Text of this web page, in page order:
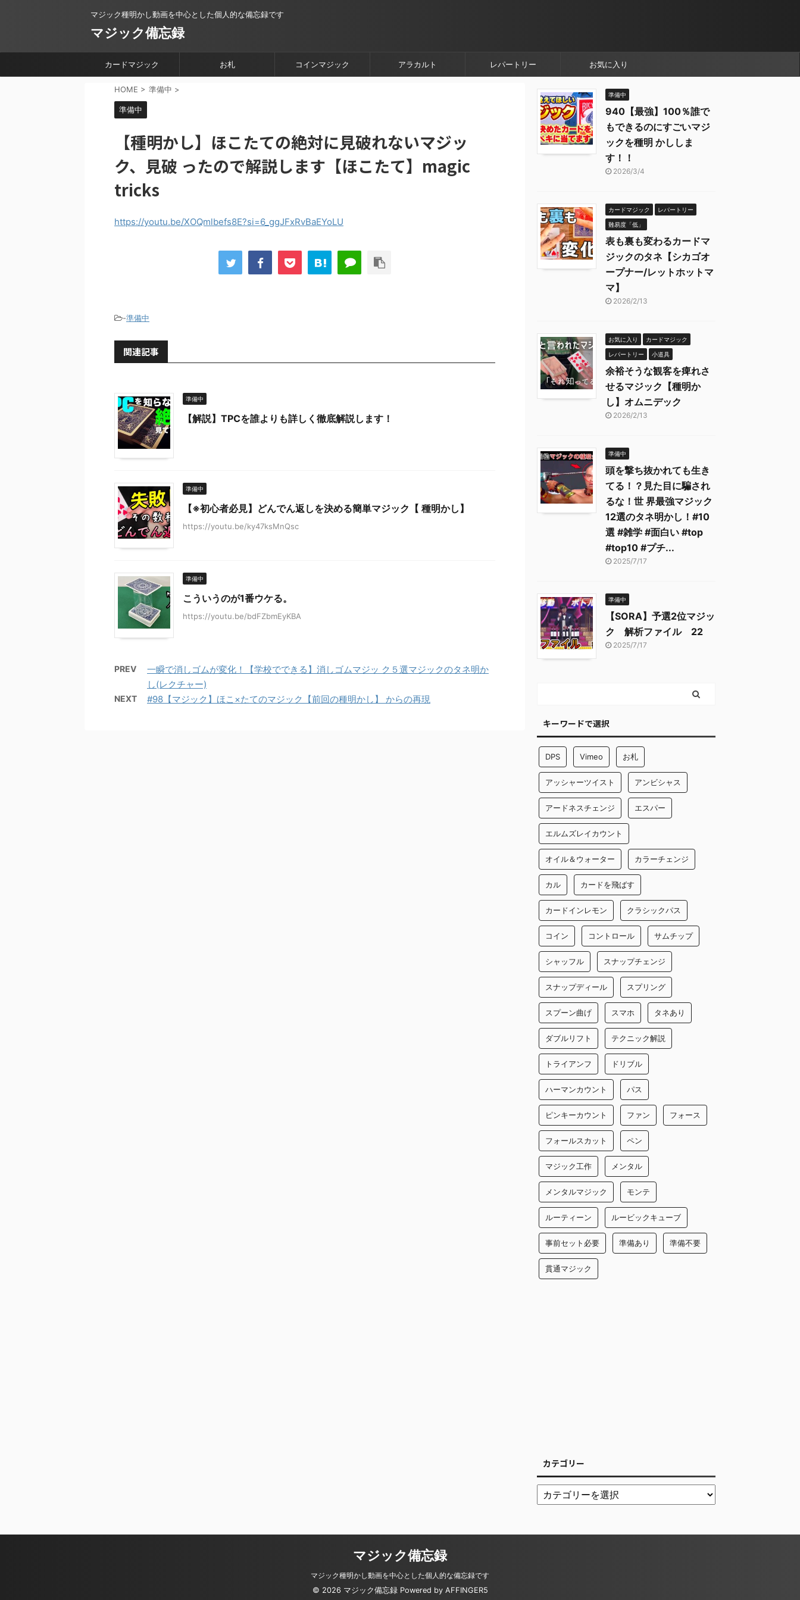
マジック種明かし動画を中心とした個人的な備忘録です
マジック備忘録
カードマジック お札 コインマジック アラカルト レパートリー お気に入り
HOME > 準備中 >
準備中
【種明かし】ほこたての絶対に見破れないマジッ
ク、見破 ったので解説します【ほこたて】magic
tricks
https://youtu.be/XOQmlbefs8E?si=6_ggJFxRvBaEYoLU
-準備中
関連記事
準備中
【解説】TPCを誰よりも詳しく徹底解説します！
準備中
【※初心者必見】どんでん返しを決める簡単マジック【 種明かし】
https://youtu.be/ky47ksMnQsc
準備中
こういうのが1番ウケる。
https://youtu.be/bdFZbmEyKBA
PREV
一瞬で消しゴムが変化！【学校でできる】消しゴムマジッ ク５選マジックのタネ明か
し(レクチャー)
NEXT #98【マジック】ほこ×たてのマジック【前回の種明かし】 からの再現
準備中
940【最強】100％誰で
もできるのにすごいマジ
ックを種明 かししま
す！！
2026/3/4
カードマジック レパートリー
難易度「低」
表も裏も変わるカードマ
ジックのタネ【シカゴオ
ープナー/レットホットマ
マ】
2026/2/13
お気に入り カードマジック
レパートリー 小道具
余裕そうな観客を痺れさ
せるマジック【種明か
し】オムニデック
2026/2/13
準備中
頭を撃ち抜かれても生き
てる！？見た目に騙され
るな！世 界最強マジック
12選のタネ明かし！#10
選 #雑学 #面白い #top
#top10 #プチ...
2025/7/17
準備中
【SORA】予選2位マジッ
ク 解析ファイル 22
2025/7/17
キーワードで選択
DPS Vimeo お札
アッシャーツイスト アンビシャス
アードネスチェンジ エスパー
エルムズレイカウント
オイル＆ウォーター カラーチェンジ
カル カードを飛ばす
カードインレモン クラシックパス
コイン コントロール サムチップ
シャッフル スナップチェンジ
スナップディール スプリング
スプーン曲げ スマホ タネあり
ダブルリフト テクニック解説
トライアンフ ドリブル
ハーマンカウント パス
ピンキーカウント ファン フォース
フォールスカット ペン
マジック工作 メンタル
メンタルマジック モンテ
ルーティーン ルービックキューブ
事前セット必要 準備あり 準備不要
貫通マジック
カテゴリー
マジック備忘録
マジック種明かし動画を中心とした個人的な備忘録です
© 2026 マジック備忘録 Powered by AFFINGER5